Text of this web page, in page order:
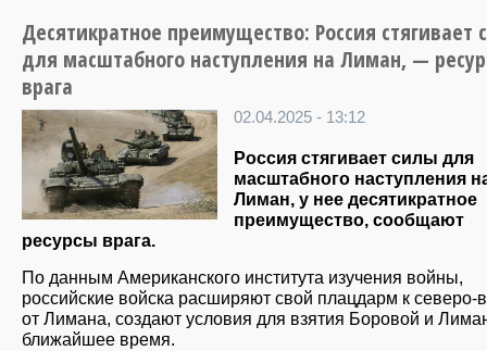
Десятикратное преимущество: Россия стягивает
для масштабного наступления на Лиман, —
врага
02.04.2025 - 13:12
Россия стягивает силы для
масштабного наступления
Лиман, у нее десятикратное
преимущество, сообщают
ресурсы врага.
По данным Американского института изучения войны,
российские войска расширяют свой плацдарм к северо-
от Лимана, создают условия для взятия Боровой и
ближайшее время.